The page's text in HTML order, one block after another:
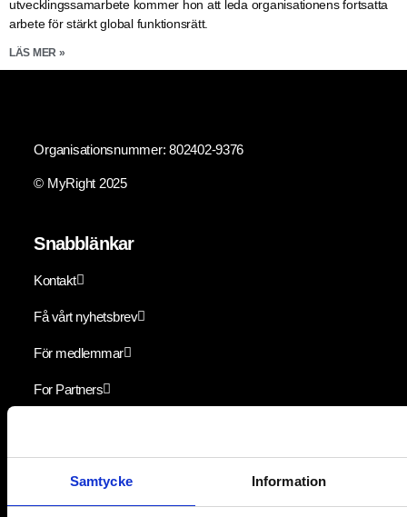
Samtycke Information
utvecklingssamarbete kommer hon att leda organisationens fortsatta
arbete för stärkt global funktionsrätt.
LÄS MER »
Organisationsnummer: 802402-9376
© MyRight 2025
Snabblänkar
Kontakt
Få vårt nyhetsbrev
För medlemmar
For Partners
Lediga jobb
Följ oss